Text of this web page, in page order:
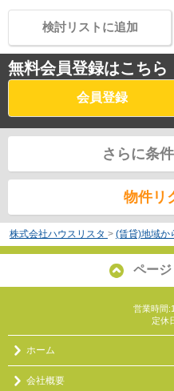
検討リストに追加
無料会員登録はこちら
会員登録
さらに条
物件リ
株式会社ハウスリスタ > (賃貸)地域か
ペー
営業時間
定休
ホーム
会社概要